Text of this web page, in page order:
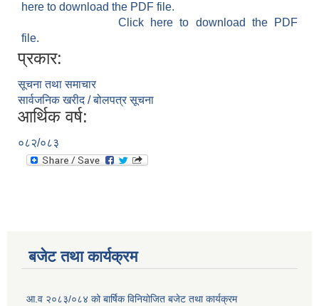
here to download the PDF file.
Click here to download the PDF
file.
प्रकार:
सूचना तथा समाचार
सार्वजनिक खरीद / बोलपत्र सूचना
आर्थिक वर्ष:
०८२/०८३
बजेट तथा कार्यक्रम
आ.व २०८३/०८४ को बार्षिक विनियोजित बजेट तथा कार्यक्रम